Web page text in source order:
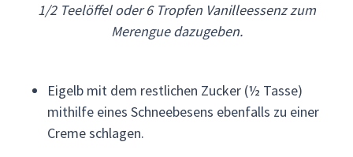
1/2 Teelöffel oder 6 Tropfen Vanilleessenz zum
Merengue dazugeben.
Eigelb mit dem restlichen Zucker (½ Tasse)
mithilfe eines Schneebesens ebenfalls zu einer
Creme schlagen.